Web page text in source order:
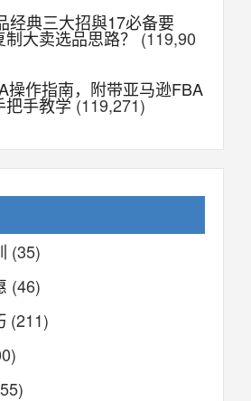
经典三大招與17必备要
制大卖选品思路？ (119,90
操作指南，附带亚马逊FBA
把手教学(119,271)
(35)
(46)
(211)